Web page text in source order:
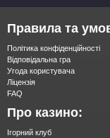
Правила та
Політика конфіденційності
Відповідальна гра
Угода користувача
Ліцензія
FAQ
Про казино:
Ігорний клуб